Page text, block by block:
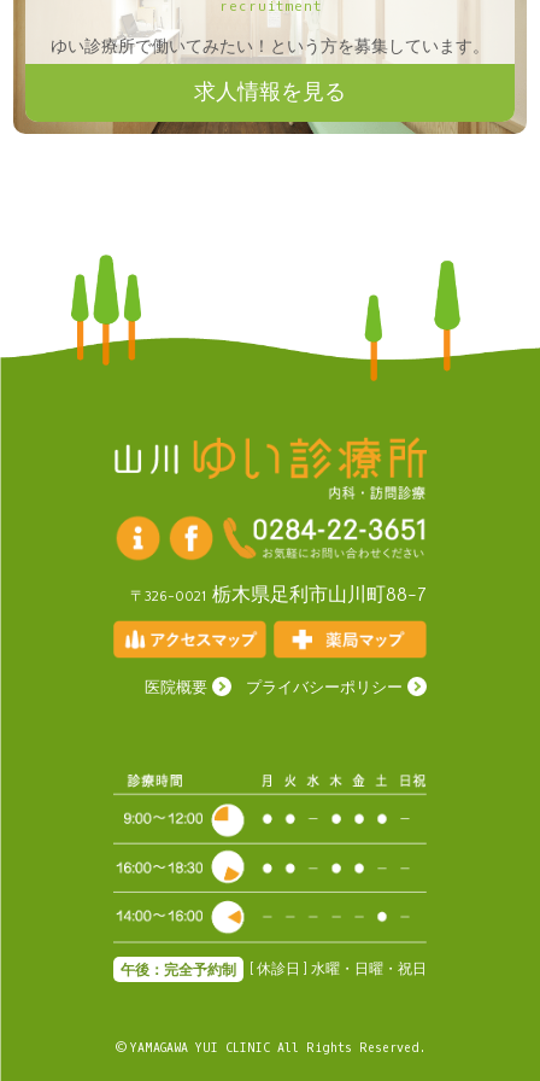
recruitment
ゆい診療所で働いてみたい！という方を募集しています。
求人情報を見る
〒326-0021 栃木県足利市山川町88-7
プライバシーポリシー
医院概要
午後：完全予約制 [ 休診日 ] 水曜・日曜・祝日
© YAMAGAWA YUI CLINIC All Rights Reserved.